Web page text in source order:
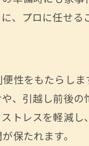
的に短期利用を行
ービスの短期利
行で週末に自由
充実させる家事
用でリフレッシ
友人と過ごす時
、プロに任せる
性をもたらし
、引越し前後
トレスを軽減
保たれます。